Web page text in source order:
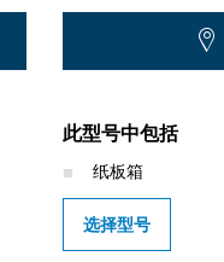
此型号中包括
纸板箱
选择型号